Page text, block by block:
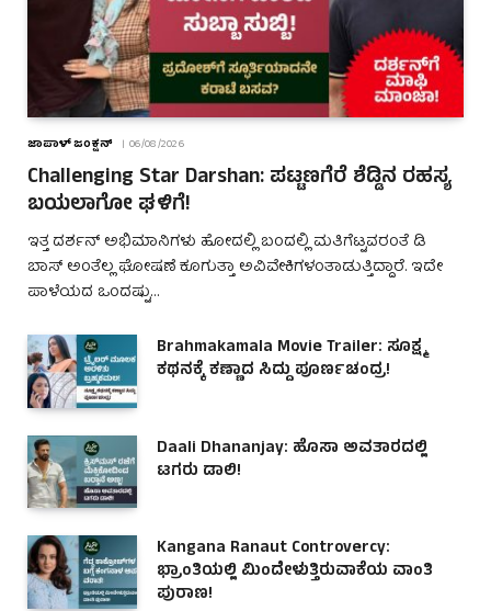
ಜಾಪಾಳ್ ಜಂಕ್ಷನ್ 06/08/2026
Challenging Star Darshan: ಪಟ್ಟಣಗೆರೆ ಶೆಡ್ಡಿನ ರಹಸ್ಯ
ಬಯಲಾಗೋ ಘಳಿಗೆ!
ಇತ್ತ ದರ್ಶನ್ ಅಭಿಮಾನಿಗಳು ಹೋದಲ್ಲಿ ಬಂದಲ್ಲಿ ಮತಿಗೆಟ್ಟವರಂತೆ ಡಿ
ಬಾಸ್ ಅಂತೆಲ್ಲ ಘೋಷಣೆ ಕೂಗುತ್ತಾ ಅವಿವೇಕಿಗಳಂತಾಡುತ್ತಿದ್ದಾರೆ. ಇದೇ
ಪಾಳೆಯದ ಒಂದಷ್ಟು…
Brahmakamala Movie Trailer: ಸೂಕ್ಷ್ಮ
ಕಥನಕ್ಕೆ ಕಣ್ಣಾದ ಸಿದ್ದು ಪೂರ್ಣಚಂದ್ರ!
Daali Dhananjay: ಹೊಸಾ ಅವತಾರದಲ್ಲಿ
ಟಗರು ಡಾಲಿ!
Kangana Ranaut Controvercy:
ಭ್ರಾಂತಿಯಲ್ಲಿ ಮಿಂದೇಳುತ್ತಿರುವಾಕೆಯ ವಾಂತಿ
ಪುರಾಣ!